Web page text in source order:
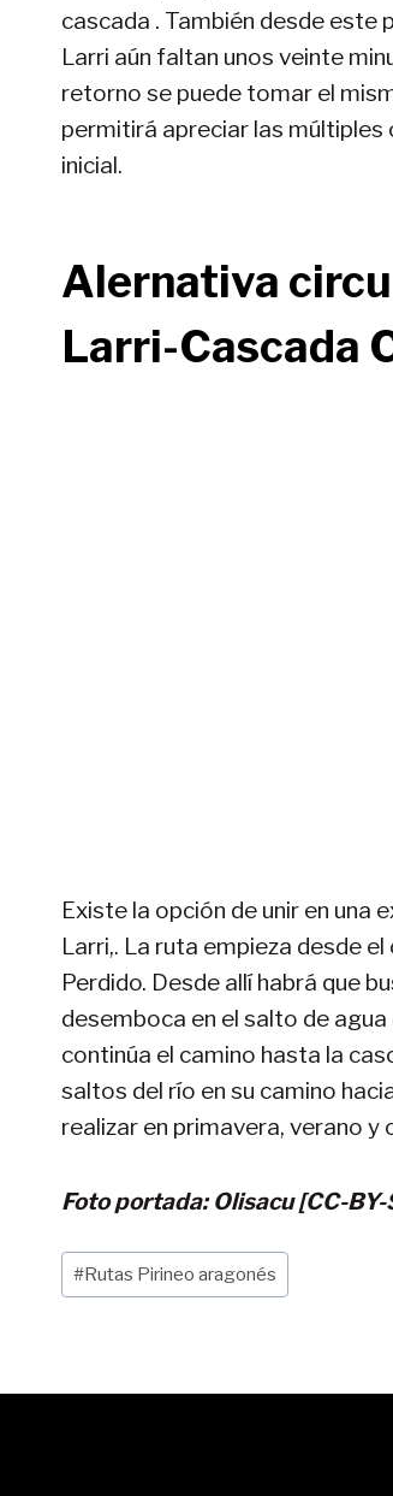
cascada . También desde este
Larri aún faltan unos veinte
retorno se puede tomar el
permitirá apreciar las múltiples
inicial.
Alernativa
Larri-Cascada
Existe la opción de unir en una
Larri,. La ruta empieza desde
Perdido. Desde allí habrá que
desemboca en el salto de
continúa el camino hasta la
saltos del río en su camino
realizar en primavera, verano y
Foto portada: Olisacu [CC-
Etiquetas
de
#Rutas Pirineo aragonés